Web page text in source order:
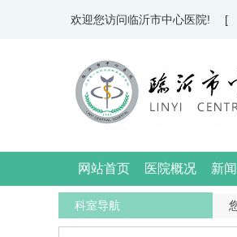
欢迎您访问临沂市中心医院! [
网站首页 医院概况 新
科室导航